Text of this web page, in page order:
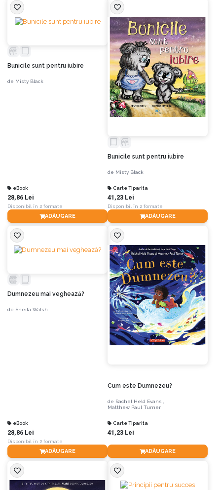
Bunicile sunt pentru iubire
de Misty Black
eBook
28,86 Lei
Disponibil în 2 formate
ADĂUGARE
Bunicile sunt pentru iubire
de Misty Black
Carte Tiparita
41,23 Lei
Disponibil în 2 formate
ADĂUGARE
Dumnezeu mai veghează?
de Sheila Walsh
eBook
28,86 Lei
Disponibil în 2 formate
ADĂUGARE
Cum este Dumnezeu?
de Rachel Held Evans ,
Matthew Paul Turner
Carte Tiparita
41,23 Lei
ADĂUGARE